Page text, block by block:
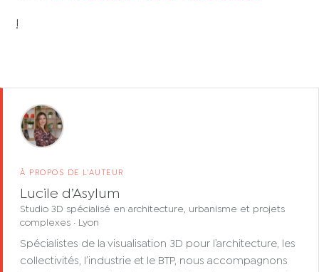
!
À PROPOS DE L'AUTEUR
Lucile d’Asylum
Studio 3D spécialisé en architecture, urbanisme et projets
complexes · Lyon
Spécialistes de la visualisation 3D pour l’architecture, les
collectivités, l’industrie et le BTP, nous accompagnons